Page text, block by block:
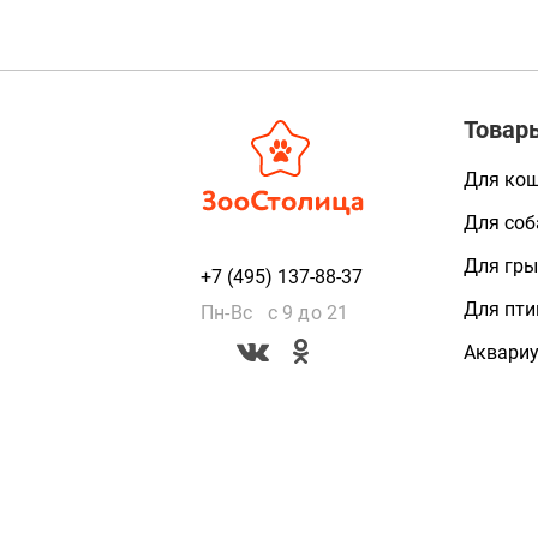
+7 (495) 137-88-37
Пн-Вс с 9 до 21
Для
Для
Для
Для